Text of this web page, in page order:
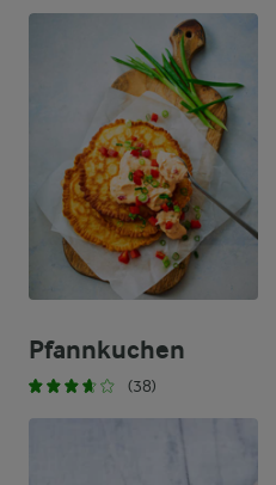
Pfannkuchen
(38)